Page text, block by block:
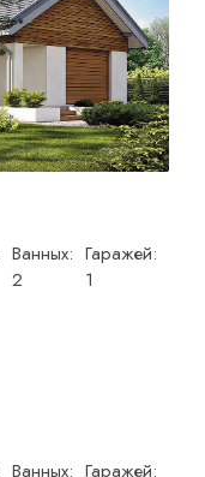
Ванных:
2
Гаражей:
1
Ванных: Гаражей: